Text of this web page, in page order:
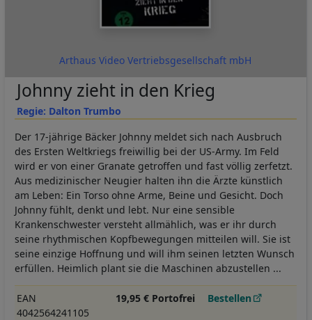
Arthaus Video Vertriebsgesellschaft mbH
Regie: Dalton Trumbo
Johnny zieht in den Krieg
Der 17-jährige Bäcker Johnny meldet sich nach Ausbruch
des Ersten Weltkriegs freiwillig bei der US-Army. Im Feld
wird er von einer Granate getroffen und fast völlig zerfetzt.
Aus medizinischer Neugier halten ihn die Ärzte künstlich
am Leben: Ein Torso ohne Arme, Beine und Gesicht. Doch
Johnny fühlt, denkt und lebt. Nur eine sensible
Krankenschwester versteht allmählich, was er ihr durch
seine rhythmischen Kopfbewegungen mitteilen will. Sie ist
seine einzige Hoffnung und will ihm seinen letzten Wunsch
erfüllen. Heimlich plant sie die Maschinen abzustellen ...
EAN
4042564241105
19,95 € Portofrei Bestellen